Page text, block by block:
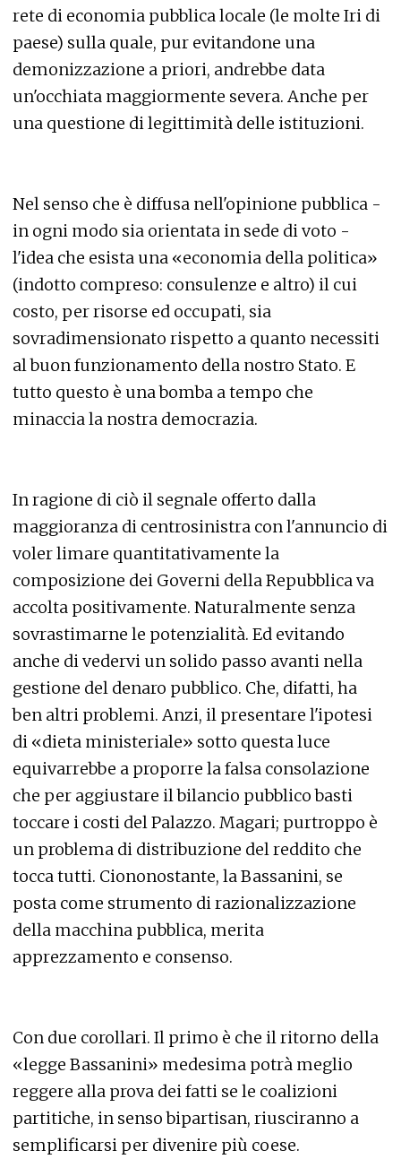
rete di economia pubblica locale (le molte Iri di
paese) sulla quale, pur evitandone una
demonizzazione a priori, andrebbe data
un'occhiata maggiormente severa. Anche per
una questione di legittimità delle istituzioni.
Nel senso che è diffusa nell'opinione pubblica -
in ogni modo sia orientata in sede di voto -
l'idea che esista una «economia della politica»
(indotto compreso: consulenze e altro) il cui
costo, per risorse ed occupati, sia
sovradimensionato rispetto a quanto necessiti
al buon funzionamento della nostro Stato. E
tutto questo è una bomba a tempo che
minaccia la nostra democrazia.
In ragione di ciò il segnale offerto dalla
maggioranza di centrosinistra con l'annuncio di
voler limare quantitativamente la
composizione dei Governi della Repubblica va
accolta positivamente. Naturalmente senza
sovrastimarne le potenzialità. Ed evitando
anche di vedervi un solido passo avanti nella
gestione del denaro pubblico. Che, difatti, ha
ben altri problemi. Anzi, il presentare l'ipotesi
di «dieta ministeriale» sotto questa luce
equivarrebbe a proporre la falsa consolazione
che per aggiustare il bilancio pubblico basti
toccare i costi del Palazzo. Magari; purtroppo è
un problema di distribuzione del reddito che
tocca tutti. Ciononostante, la Bassanini, se
posta come strumento di razionalizzazione
della macchina pubblica, merita
apprezzamento e consenso.
Con due corollari. Il primo è che il ritorno della
«legge Bassanini» medesima potrà meglio
reggere alla prova dei fatti se le coalizioni
partitiche, in senso bipartisan, riusciranno a
semplificarsi per divenire più coese.